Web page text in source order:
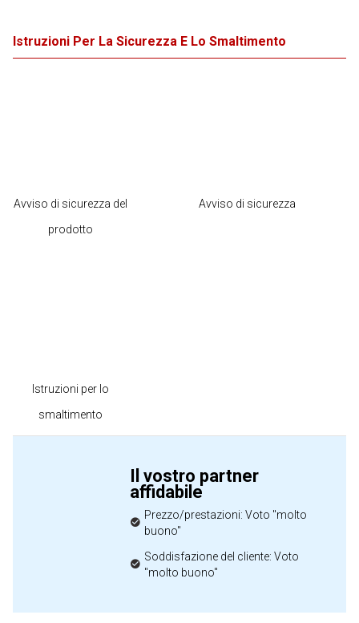
Istruzioni Per La Sicurezza E Lo Smaltimento
Avviso di sicurezza del
prodotto
Avviso di sicurezza
Istruzioni per lo
smaltimento
Il vostro partner
affidabile
Prezzo/prestazioni: Voto "molto
buono"
Soddisfazione del cliente: Voto
"molto buono"